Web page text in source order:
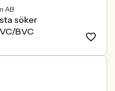
AB
söker
BVC